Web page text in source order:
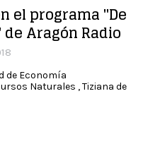
el programa "De
Aragón Radio
de Economía
Naturales , Tiziana de